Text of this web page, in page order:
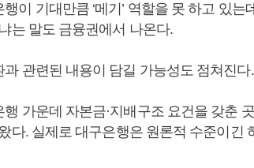
이 기대만큼 ‘메기’ 역할을 못 하고 있는
는 말도 금융권에서 나온다.
관련된 내용이 담길 가능성도 점쳐진다.
가운데 자본금·지배구조 요건을 갖춘
다. 실제로 대구은행은 원론적 수준이긴